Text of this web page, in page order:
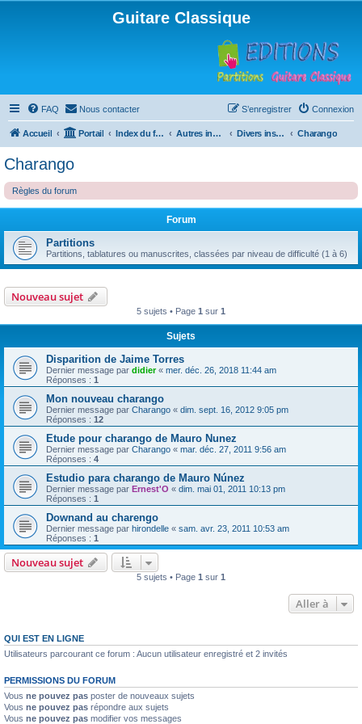
Guitare Classique
FAQ Nous contacter Connexion
S’enregistrer
Accueil Portail Index du forum Autres instruments à cordes pincées, ou styles Divers instruments Charango
Charango
Règles du forum
Forum
Partitions
Partitions, tablatures ou manuscrites, classées par niveau de difficulté (1 à 6)
Nouveau sujet
5 sujets • Page 1 sur 1
Sujets
Disparition de Jaime Torres
Dernier message par didier« mer. déc. 26, 2018 11:44 am
Réponses : 1
Mon nouveau charango
Dernier message par Charango « dim. sept. 16, 2012 9:05 pm
Réponses : 12
Etude pour charango de Mauro Nunez
Dernier message par Charango « mar. déc. 27, 2011 9:56 am
Réponses : 4
Estudio para charango de Mauro Núnez
Dernier message par Ernest'O « dim. mai 01, 2011 10:13 pm
Réponses : 1
Downand au charengo
Dernier message par hirondelle « sam. avr. 23, 2011 10:53 am
Réponses : 1
Nouveau sujet
5 sujets • Page 1 sur 1
Aller à
QUI EST EN LIGNE
Utilisateurs parcourant ce forum : Aucun utilisateur enregistré et 2 invités
PERMISSIONS DU FORUM
Vous ne pouvez pas poster de nouveaux sujets
Vous ne pouvez pas répondre aux sujets
Vous ne pouvez pas modifier vos messages